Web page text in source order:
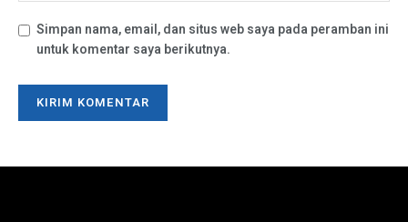
Simpan nama, email, dan situs web saya pada peramban ini
untuk komentar saya berikutnya.